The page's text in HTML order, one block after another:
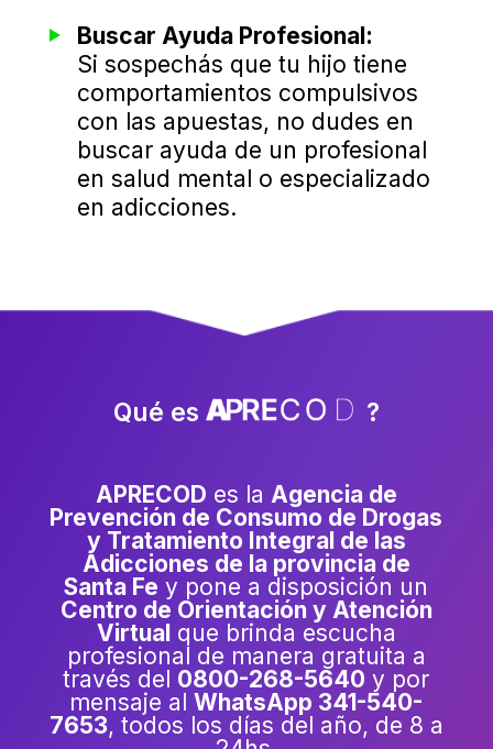
Buscar Ayuda Profesional:
Si sospechás que tu hijo tiene
comportamientos compulsivos
con las apuestas, no dudes en
buscar ayuda de un profesional
en salud mental o especializado
en adicciones.
Qué es ?
APRECOD es la Agencia de
Prevención de Consumo de Drogas
y Tratamiento Integral de las
Adicciones de la provincia de
Santa Fe y pone a disposición un
Centro de Orientación y Atención
Virtualque brinda escucha
profesional de manera gratuita a
través del 0800-268-5640 y por
mensaje alWhatsApp 341-540-
7653, todos los días del año, de 8 a